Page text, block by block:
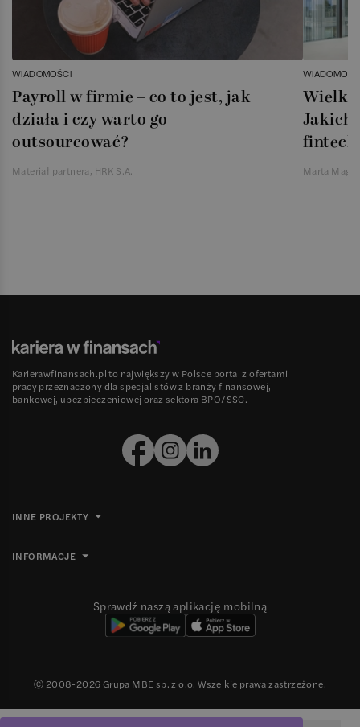
WIADOMOŚCI
Payroll w firmie – co to jest, jak
działa i czy warto go
outsourcować?
Materiał partnera, HRK S.A.
Jakich
Marta
Karierawfinansach.pl to największy w Polsce portal z ofertami
pracy przeznaczony dla specjalistów z branży finansowej,
bankowej, ubezpieczeniowej oraz sektora BPO/SSC.
INNE PROJEKTY
INFORMACJE
Sprawdź naszą aplikację mobilną
Ⓒ 2008-2026Grupa MBE sp. z o.o. Wszelkie prawa zastrzeżone.